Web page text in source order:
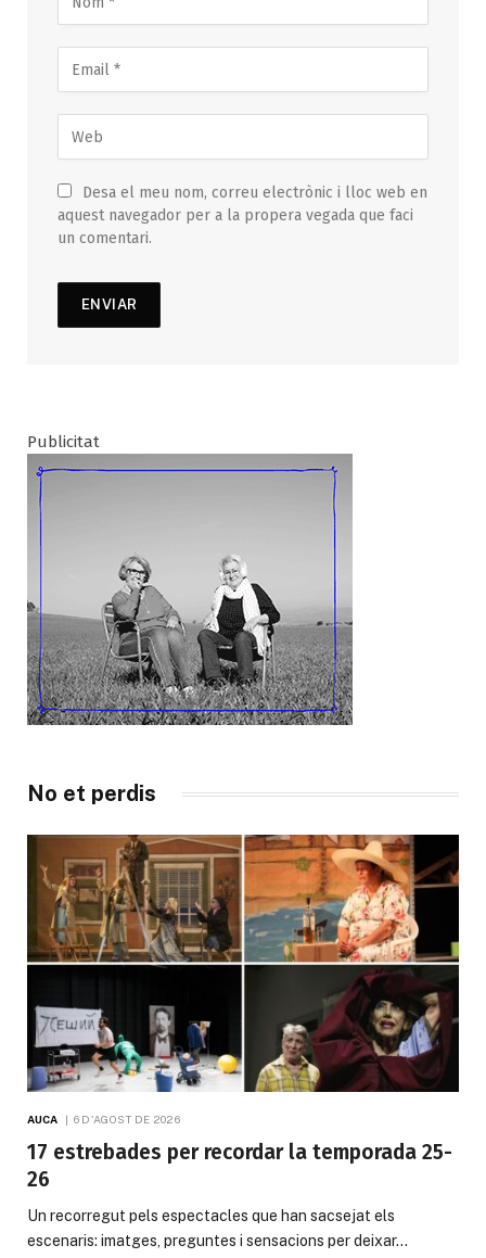
Desa el meu nom, correu electrònic i lloc web en
aquest navegador per a la propera vegada que faci
un comentari.
Publicitat
No et perdis
AUCA 6 D'AGOST DE 2026
17 estrebades per recordar la temporada 25-
26
Un recorregut pels espectacles que han sacsejat els
escenaris: imatges, preguntes i sensacions per deixar…